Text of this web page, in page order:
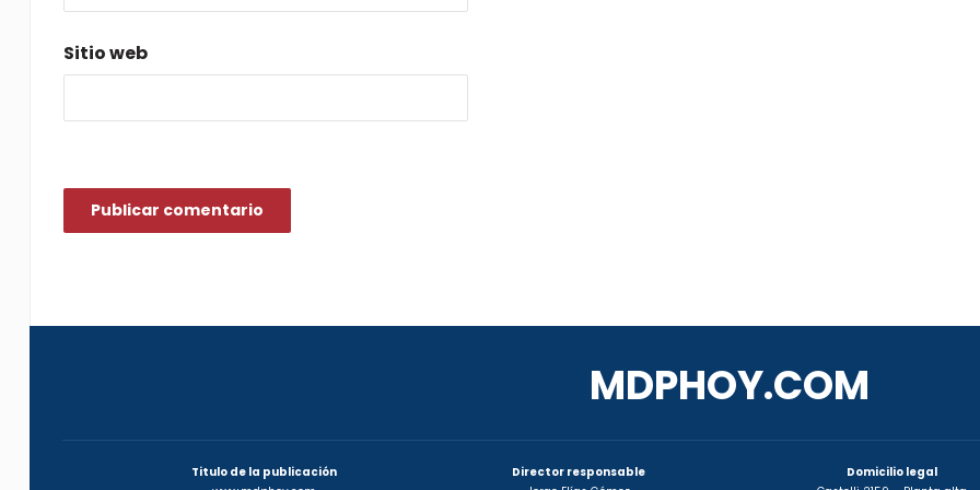
Sitio web
MDPHOY.COM
Titulo de la publicación
Director responsable
Domicilio legal